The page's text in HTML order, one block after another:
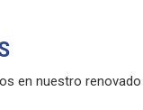
en nuestro renovado